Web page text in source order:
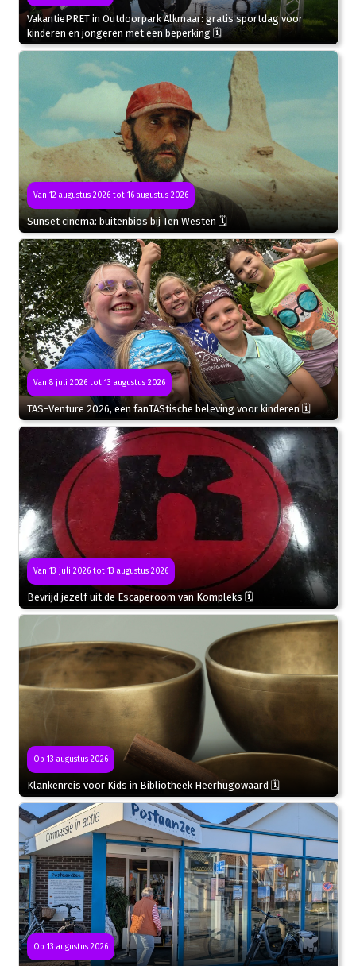
VakantiePRET in Outdoorpark Alkmaar: gratis sportdag voor
kinderen en jongeren met een beperking 🗓
Van 12 augustus 2026 tot 16 augustus 2026
Sunset cinema: buitenbios bij Ten Westen 🗓
Van 8 juli 2026 tot 13 augustus 2026
TAS-Venture 2026, een fanTAStische beleving voor kinderen 🗓
Van 13 juli 2026 tot 13 augustus 2026
Bevrijd jezelf uit de Escaperoom van Kompleks 🗓
Op 13 augustus 2026
Klankenreis voor Kids in Bibliotheek Heerhugowaard 🗓
Op 13 augustus 2026